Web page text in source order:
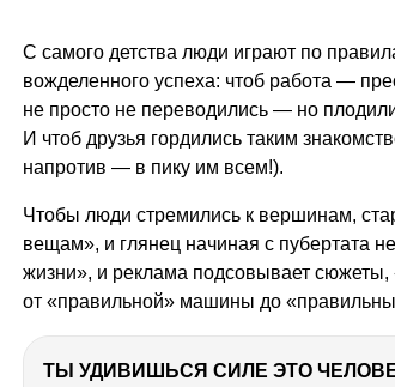
С самого детства люди играют по
вожделенного успеха: чтоб работа —
не просто не переводились — но
И чтоб друзья гордились таким
напротив — в пику им всем!).
Чтобы люди стремились к вершинам,
вещам», и глянец начиная с пубертата
жизни», и реклама подсовывает
от «правильной» машины до